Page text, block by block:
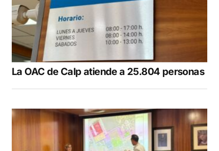
La OAC de Calp atiende a 25.804 personas